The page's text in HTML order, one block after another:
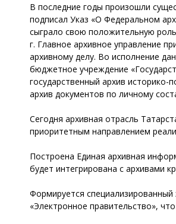
В последние годы произошли
подписал Указ «О Федеральном
сыграло свою положительную
г. Главное архивное управление
архивному делу. Во исполнение
бюджетное учреждение
государственный архив
архив документов по личному
Сегодня архивная отрасль
приоритетным направлением
Построена Единая архивная
будет интегрирована с архивами
Формируется
«Электронное правительство»,